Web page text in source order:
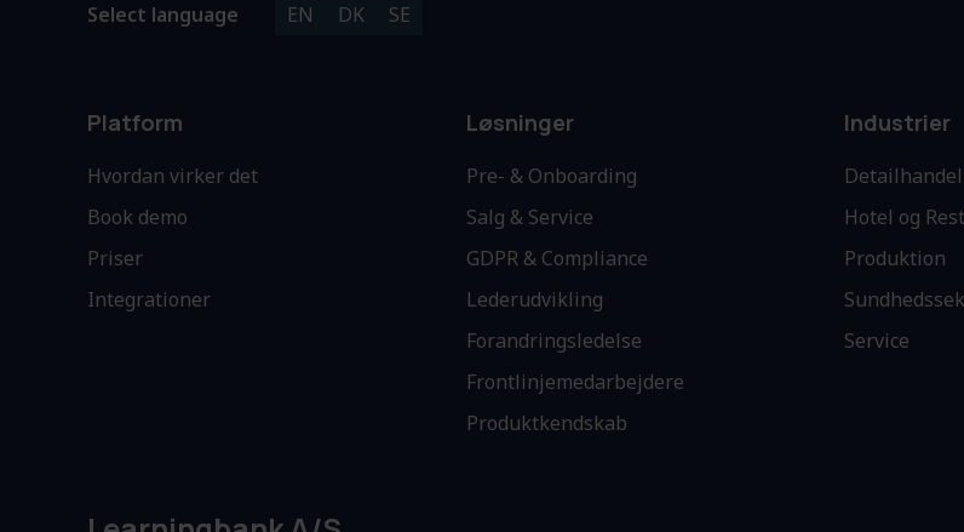
Select language EN DK SE
Platform
Hvordan virker det
Book demo
Priser
Integrationer
Løsninger
Pre- & Onboarding
Salg & Service
GDPR & Compliance
Lederudvikling
Forandringsledelse
Frontlinjemedarbejdere
Produktkendskab
Industrier
Detailhandel
Hotel og
Produktion
Service